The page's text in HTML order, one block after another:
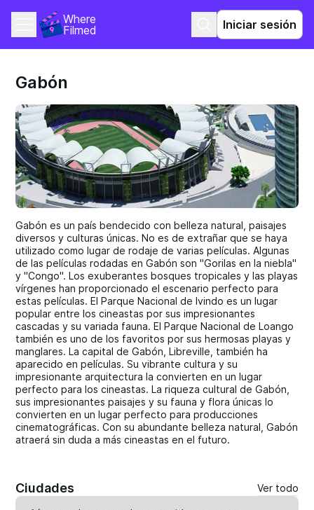
Where
Filmed
Iniciar sesión
Gabón
Gabón es un país bendecido con belleza natural, paisajes
diversos y culturas únicas. No es de extrañar que se haya
utilizado como lugar de rodaje de varias películas. Algunas
de las películas rodadas en Gabón son "Gorilas en la niebla"
y "Congo". Los exuberantes bosques tropicales y las playas
vírgenes han proporcionado el escenario perfecto para
estas películas. El Parque Nacional de Ivindo es un lugar
popular entre los cineastas por sus impresionantes
cascadas y su variada fauna. El Parque Nacional de Loango
también es uno de los favoritos por sus hermosas playas y
manglares. La capital de Gabón, Libreville, también ha
aparecido en películas. Su vibrante cultura y su
impresionante arquitectura la convierten en un lugar
perfecto para los cineastas. La riqueza cultural de Gabón,
sus impresionantes paisajes y su fauna y flora únicas lo
convierten en un lugar perfecto para producciones
cinematográficas. Con su abundante belleza natural, Gabón
atraerá sin duda a más cineastas en el futuro.
Ciudades Ver todo